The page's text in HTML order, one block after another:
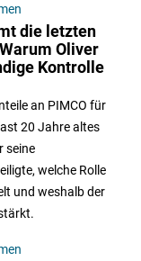
die letzten
Oliver
Kontrolle
an PIMCO für
20 Jahre altes
seine
welche Rolle
und weshalb der